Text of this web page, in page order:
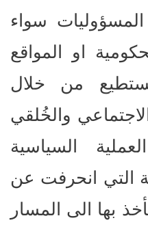
سواء
او المواقع
من خلال
والخُلقي
السياسية
التي انحرفت عن
بها الى المسار